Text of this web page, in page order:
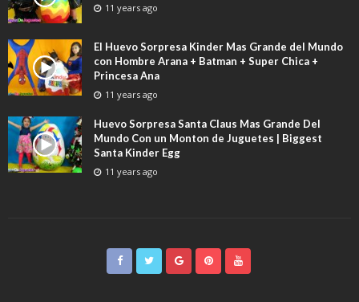
11 years ago
El Huevo Sorpresa Kinder Mas Grande del Mundo
con Hombre Arana + Batman + Super Chica +
Princesa Ana
11 years ago
Huevo Sorpresa Santa Claus Mas Grande Del
Mundo Con un Monton de Juguetes | Biggest
Santa Kinder Egg
11 years ago